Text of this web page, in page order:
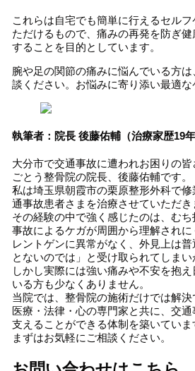
これらは自宅でも簡単に行えるセル
ただけるもので、痛みの再発を防ぎ
することを目的としています。
腕や足の関節の痛みに悩んでいる方
談ください。お悩みに寄り添い最適な
執筆者：院長 後藤佑輔（治療家歴19年
大分市で交通事故に遭われお困りの
ごとう整骨院の院長、後藤佑輔です。
私は埼玉県朝霞市の栗原整形外科で
通事故患者さまを治療させていただき
その経験の中で強く感じたのは、む
事故によるケガが周囲から理解されに
レントゲンに異常がなく、外見上は
とないのでは」と受け取られてしまい
しかし実際には強い痛みや不安を抱
いる方も少なくありません。
当院では、整骨院の施術だけでは解決
医療・法律・心の専門家と共に、交
支えることができる体制を築いていま
まずはお気軽にご相談ください。